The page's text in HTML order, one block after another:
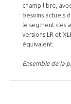
champ libre,
besoins actuels
le segment des
versions LR et
équivalent.
Ensemble de la